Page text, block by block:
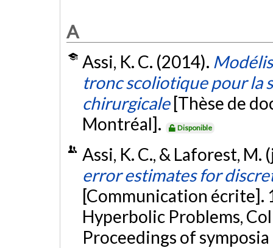
A
Assi, K. C. (2014).
tronc scoliotique pour la
chirurgicale [Thèse de
Montréal].
Disponible
Assi, K. C., & Laforest,
error estimates for
[Communication
Hyperbolic Problems,
Proceedings of